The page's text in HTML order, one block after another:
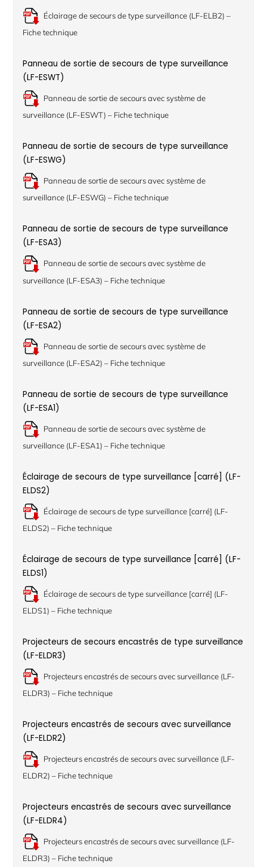
Éclairage de secours de type surveillance (LF-ELB2) –
Fiche technique
Panneau de sortie de secours de type surveillance
(LF-ESWT)
Panneau de sortie de secours avec système de
surveillance (LF-ESWT) – Fiche technique
Panneau de sortie de secours de type surveillance
(LF-ESWG)
Panneau de sortie de secours avec système de
surveillance (LF-ESWG) – Fiche technique
Panneau de sortie de secours de type surveillance
(LF-ESA3)
Panneau de sortie de secours avec système de
surveillance (LF-ESA3) – Fiche technique
Panneau de sortie de secours de type surveillance
(LF-ESA2)
Panneau de sortie de secours avec système de
surveillance (LF-ESA2) – Fiche technique
Panneau de sortie de secours de type surveillance
(LF-ESA1)
Panneau de sortie de secours avec système de
surveillance (LF-ESA1) – Fiche technique
Éclairage de secours de type surveillance [carré] (LF-
ELDS2)
Éclairage de secours de type surveillance [carré] (LF-
ELDS2) – Fiche technique
Éclairage de secours de type surveillance [carré] (LF-
ELDS1)
Éclairage de secours de type surveillance [carré] (LF-
ELDS1) – Fiche technique
Projecteurs de secours encastrés de type surveillance
(LF-ELDR3)
Projecteurs encastrés de secours avec surveillance (LF-
ELDR3) – Fiche technique
Projecteurs encastrés de secours avec surveillance
(LF-ELDR2)
Projecteurs encastrés de secours avec surveillance (LF-
ELDR2) – Fiche technique
Projecteurs encastrés de secours avec surveillance
(LF-ELDR4)
Projecteurs encastrés de secours avec surveillance (LF-
ELDR3) – Fiche technique